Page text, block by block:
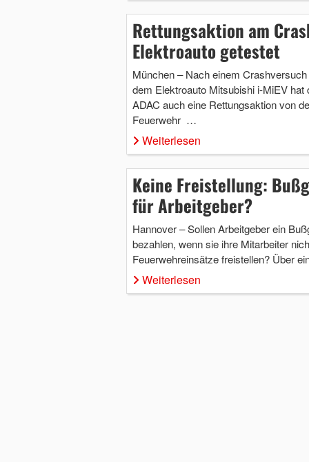
Rettungsaktion am
Elektroauto getestet
München – Nach einem
dem Elektroauto Mitsubishi i-MiEV hat
ADAC auch eine Rettungsaktion von
Feuerwehr …
Weiterlesen
Keine Freistellung:
für Arbeitgeber?
Hannover – Sollen Arbeitgeber ein
bezahlen, wenn sie ihre Mitarbeiter
Feuerwehreinsätze freistellen? Über
Weiterlesen